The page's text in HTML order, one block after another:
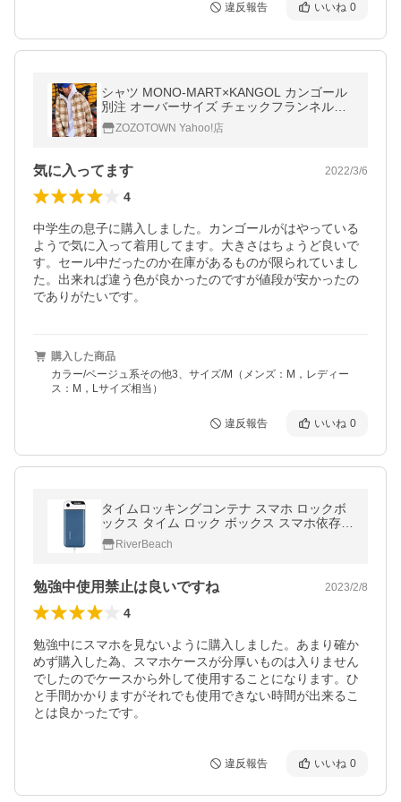
違反報告 いいね 0
シャツ MONO-MART×KANGOL カンゴール
別注 オーバーサイズ チェックフランネルシ
ャツ/レギュラーカラーシャツ メンズ レディ
ースZOZOTOWN Yahoo!店
気に入ってます 2022/3/6
4
中学生の息子に購入しました。カンゴールがはやっている
ようで気に入って着用してます。大きさはちょうど良いで
す。セール中だったのか在庫があるものが限られていまし
た。出来れば違う色が良かったのですが値段が安かったの
でありがたいです。
購入した商品
カラー/ベージュ系その他3、サイズ/M（メンズ：M，レディー
ス：M，Lサイズ相当）
違反報告 いいね 0
タイムロッキングコンテナ スマホ ロックボ
ックス タイム ロック ボックス スマホ依存症
禁欲ボックス スマホ ロック タイム ロッキン
グ RiverBeach
勉強中使用禁止は良いですね 2023/2/8
4
勉強中にスマホを見ないように購入しました。あまり確か
めず購入した為、スマホケースが分厚いものは入りません
でしたのでケースから外して使用することになります。ひ
と手間かかりますがそれでも使用できない時間が出来るこ
とは良かったです。
違反報告 いいね 0